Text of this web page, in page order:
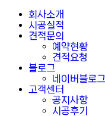
회사소개
시공실적
견적문의
예약현황
견적요청
블로그
네이버블로그
고객센터
공지사항
시공후기